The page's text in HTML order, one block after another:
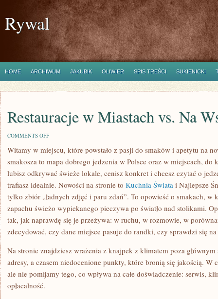
Rywal
HOME ARCHIWUM JAKUBIK OLIWIER SPIS TREŚCI SUKIENICKI
Restauracje w Miastach vs. Na
COMMENTS OFFON
W
MIASTACH
VS.
NA
Witamy w miejscu, które powstało z pasji do smaków i apetytu na
smakosza to mapa dobrego jedzenia w Polsce oraz w miejscach, do
lubisz odkrywać świeże lokale, cenisz konkret i chcesz czytać o
trafiasz idealnie. Nowości na stronie to Kuchnia Świata i Najlepsze
tylko zbiór „ładnych zdjęć i paru zdań”. To opowieść o smakach, w
zapachu świeżo wypiekanego pieczywa po światło nad stolikami.
tak, jak naprawdę się je przeżywa: w ruchu, w rozmowie, w
zdecydować, czy dane miejsce pasuje do randki, czy sprawdzi się na
Na stronie znajdziesz wrażenia z knajpek z klimatem poza głównym
adresy, a czasem niedocenione punkty, które bronią się jakością. W
ale nie pomijamy tego, co wpływa na całe doświadczenie: serwis,
opłacalność.